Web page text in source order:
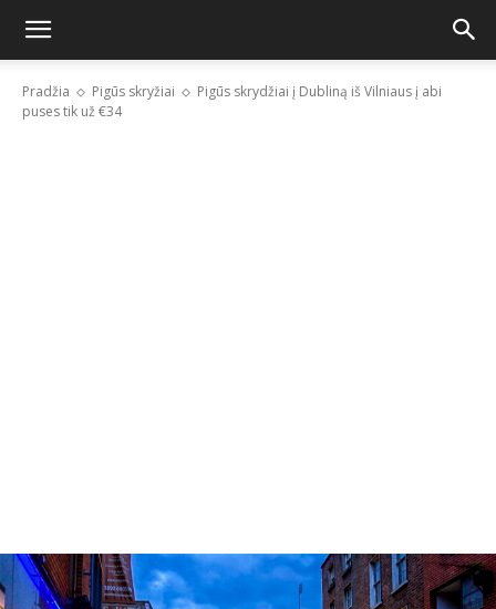
Pradžia Pigūs skryžiai
Pigūs skrydžiai į Dubliną iš Vilniaus į abi
puses tik už €34